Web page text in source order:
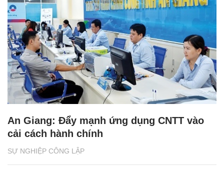
SỰ NGHIỆP CÔNG LẬP
An Giang: Đẩy mạnh ứng dụng CNTT vào
cải cách hành chính